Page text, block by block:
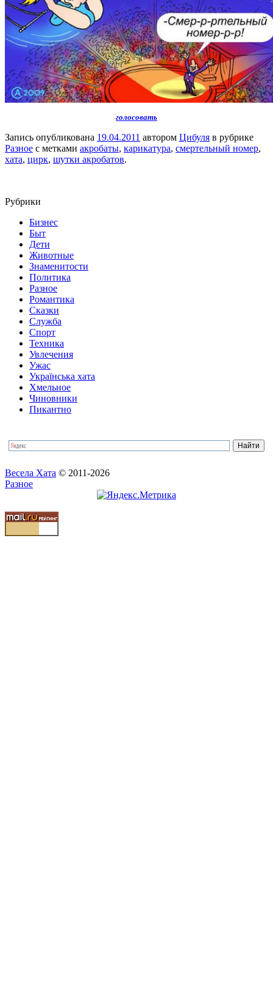
голосовать
Запись опубликована 19.04.2011 автором Цибуля в рубрике
Разное с метками акробаты, карикатура, смертельный номер,
хата, цирк, шутки акробатов.
Рубрики
Бизнес
Быт
Дети
Животные
Знаменитости
Политика
Разное
Романтика
Сказки
Служба
Спорт
Техника
Увлечения
Ужас
Українська хата
Хмельное
Чиновники
Пикантно
Весела Хата © 2011-2026
Разное